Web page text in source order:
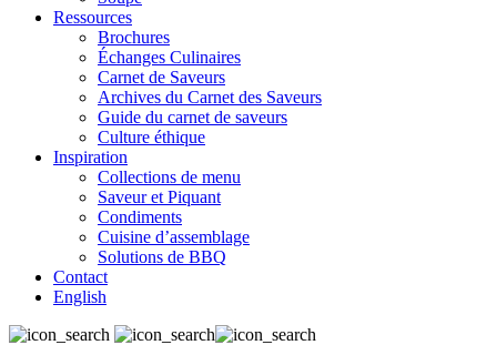
Ressources
Brochures
Échanges Culinaires
Carnet de Saveurs
Archives du Carnet des Saveurs
Guide du carnet de saveurs
Culture éthique
Inspiration
Collections de menu
Saveur et Piquant
Condiments
Cuisine d’assemblage
Solutions de BBQ
Contact
English